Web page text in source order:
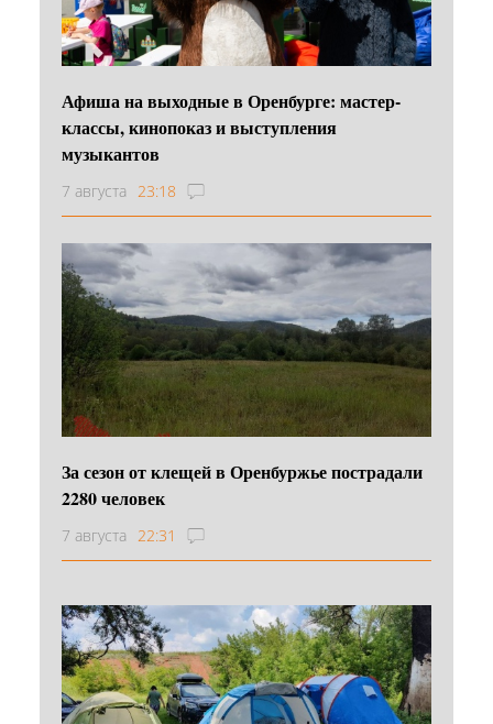
Афиша на выходные в Оренбурге: мастер-
классы, кинопоказ и выступления
музыкантов
7 августа 23:18
За сезон от клещей в Оренбуржье пострадали
2280 человек
7 августа 22:31